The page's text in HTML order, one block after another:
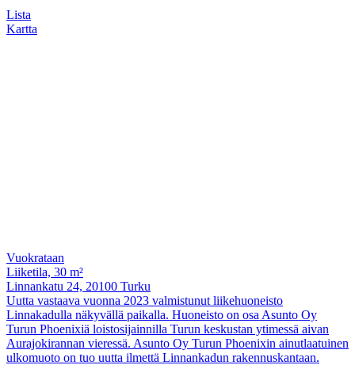
Lista
Kartta
Vuokrataan
Liiketila, 30 m²
Linnankatu 24, 20100 Turku
Uutta vastaava vuonna 2023 valmistunut liikehuoneisto
Linnakadulla näkyvällä paikalla. Huoneisto on osa Asunto Oy
Turun Phoenixiä loistosijainnilla Turun keskustan ytimessä aivan
Aurajokirannan vieressä. Asunto Oy Turun Phoenixin ainutlaatuinen
ulkomuoto on tuo uutta ilmettä Linnankadun rakennuskantaan.